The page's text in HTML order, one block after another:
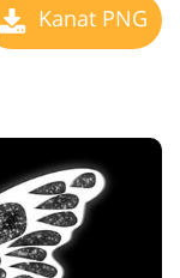
Kanat PNG